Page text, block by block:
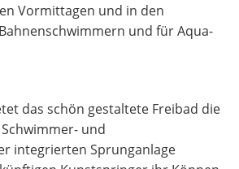
Vormittagen und in den
und für Aqua-
das schön gestaltete Freibad die
und
integrierten Sprunganlage